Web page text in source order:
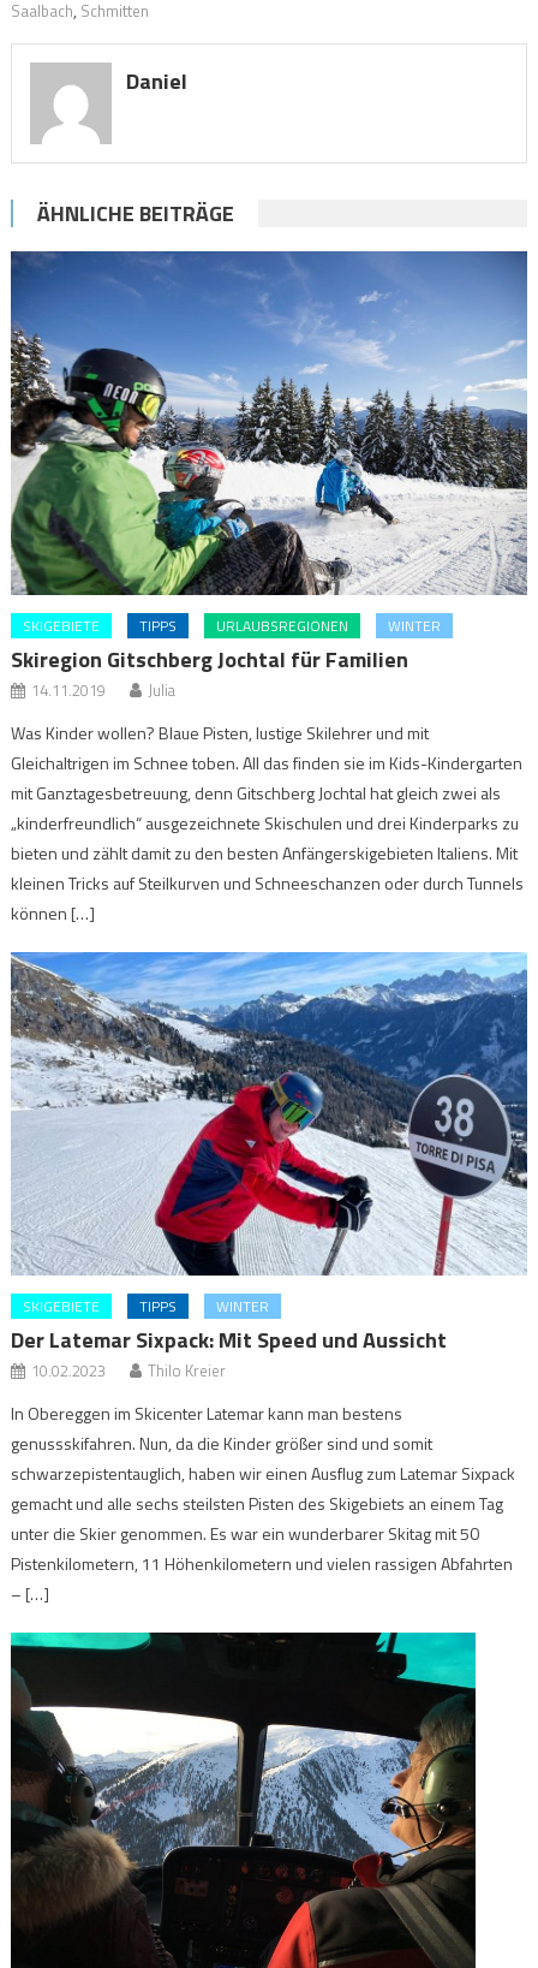
Saalbach, Schmitten
Daniel
ÄHNLICHE BEITRÄGE
SKIGEBIETE TIPPS URLAUBSREGIONEN WINTER
Skiregion Gitschberg Jochtal für Familien
14.11.2019 Julia
Was Kinder wollen? Blaue Pisten, lustige Skilehrer und mit
Gleichaltrigen im Schnee toben. All das finden sie im Kids-Kindergarten
mit Ganztagesbetreuung, denn Gitschberg Jochtal hat gleich zwei als
„kinderfreundlich“ ausgezeichnete Skischulen und drei Kinderparks zu
bieten und zählt damit zu den besten Anfängerskigebieten Italiens. Mit
kleinen Tricks auf Steilkurven und Schneeschanzen oder durch Tunnels
können […]
SKIGEBIETE TIPPS WINTER
Der Latemar Sixpack: Mit Speed und Aussicht
10.02.2023 Thilo Kreier
In Obereggen im Skicenter Latemar kann man bestens
genussskifahren. Nun, da die Kinder größer sind und somit
schwarzepistentauglich, haben wir einen Ausflug zum Latemar Sixpack
gemacht und alle sechs steilsten Pisten des Skigebiets an einem Tag
unter die Skier genommen. Es war ein wunderbarer Skitag mit 50
Pistenkilometern, 11 Höhenkilometern und vielen rassigen Abfahrten
– […]